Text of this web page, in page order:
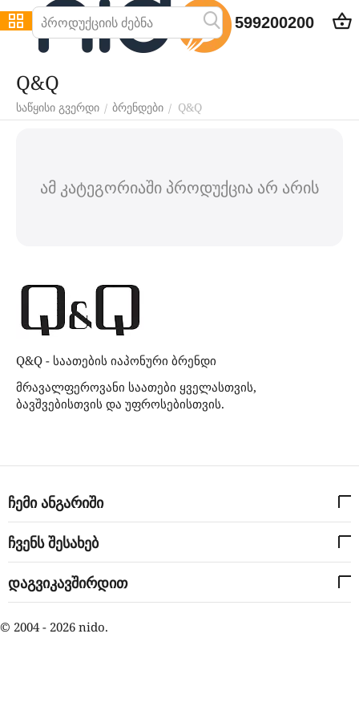
599200200
Q&Q
საწყისი გვერდი / ბრენდები / Q&Q
Q&Q - საათების იაპონური ბრენდი
მრავალფეროვანი საათები ყველასთვის,
ბავშვებისთვის და უფროსებისთვის.
ამ კატეგორიაში პროდუქცია არ არის
ჩემი ანგარიში
ჩვენს შესახებ
დაგვიკავშირდით
© 2004 - 2026 nido.